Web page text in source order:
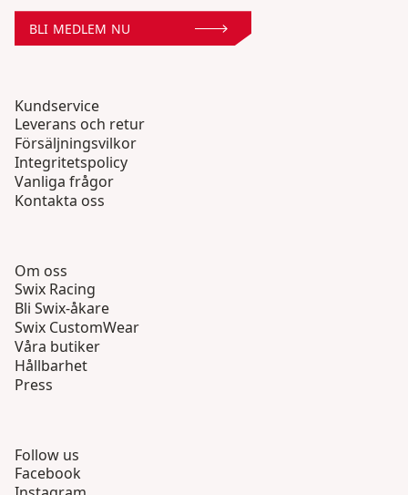
BLI MEDLEM NU
Kundservice
Leverans och retur
Försäljningsvilkor
Integritetspolicy
Vanliga frågor
Kontakta oss
Om oss
Swix Racing
Bli Swix-åkare
Swix CustomWear
Våra butiker
Hållbarhet
Press
Follow us
Facebook